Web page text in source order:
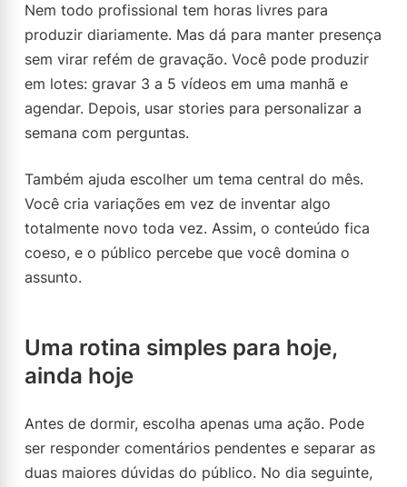
Nem todo profissional tem horas livres para
produzir diariamente. Mas dá para manter presença
sem virar refém de gravação. Você pode produzir
em lotes: gravar 3 a 5 vídeos em uma manhã e
agendar. Depois, usar stories para personalizar a
semana com perguntas.
Também ajuda escolher um tema central do mês.
Você cria variações em vez de inventar algo
totalmente novo toda vez. Assim, o conteúdo fica
coeso, e o público percebe que você domina o
assunto.
Uma rotina simples para hoje,
ainda hoje
Antes de dormir, escolha apenas uma ação. Pode
ser responder comentários pendentes e separar as
duas maiores dúvidas do público. No dia seguinte,